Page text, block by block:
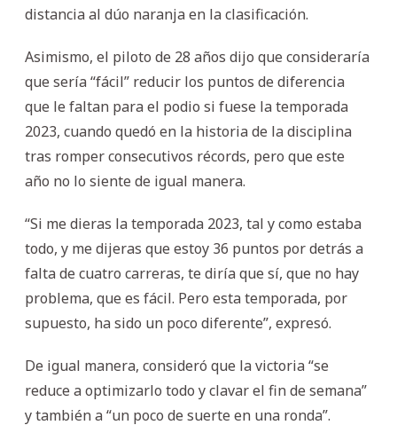
distancia al dúo naranja en la clasificación.
Asimismo, el piloto de 28 años dijo que consideraría
que sería “fácil” reducir los puntos de diferencia
que le faltan para el podio si fuese la temporada
2023, cuando quedó en la historia de la disciplina
tras romper consecutivos récords, pero que este
año no lo siente de igual manera.
“Si me dieras la temporada 2023, tal y como estaba
todo, y me dijeras que estoy 36 puntos por detrás a
falta de cuatro carreras, te diría que sí, que no hay
problema, que es fácil. Pero esta temporada, por
supuesto, ha sido un poco diferente”, expresó.
De igual manera, consideró que la victoria “se
reduce a optimizarlo todo y clavar el fin de semana”
y también a “un poco de suerte en una ronda”.